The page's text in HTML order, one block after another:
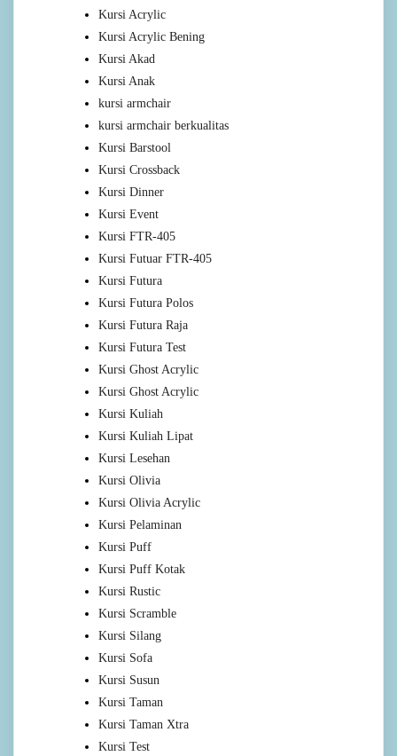
Kursi Acrylic
Kursi Acrylic Bening
Kursi Akad
Kursi Anak
kursi armchair
kursi armchair berkualitas
Kursi Barstool
Kursi Crossback
Kursi Dinner
Kursi Event
Kursi FTR-405
Kursi Futuar FTR-405
Kursi Futura
Kursi Futura Polos
Kursi Futura Raja
Kursi Futura Test
Kursi Ghost Acrylic
Kursi Ghost Acrylic
Kursi Kuliah
Kursi Kuliah Lipat
Kursi Lesehan
Kursi Olivia
Kursi Olivia Acrylic
Kursi Pelaminan
Kursi Puff
Kursi Puff Kotak
Kursi Rustic
Kursi Scramble
Kursi Silang
Kursi Sofa
Kursi Susun
Kursi Taman
Kursi Taman Xtra
Kursi Test